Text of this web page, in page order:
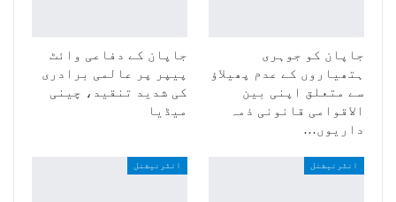
جاپان کو جوہری
ہتھیاروں کے عدم پھیلاؤ
سے متعلق اپنی بین
الاقوامی قانونی ذمہ
داریوں…
جاپان کے دفاعی وائٹ
پیپر پر عالمی برادری
کی شدید تنقید، چینی
میڈیا
انٹرنیشنل انٹرنیشنل